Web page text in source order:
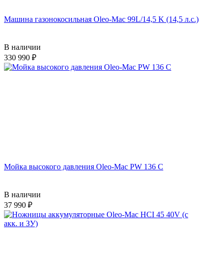
Машина газонокосильная Oleo-Mac 99L/14,5 K (14,5 л.с.)
В наличии
330 990
Мойка высокого давления Oleo-Mac PW 136 C
В наличии
37 990